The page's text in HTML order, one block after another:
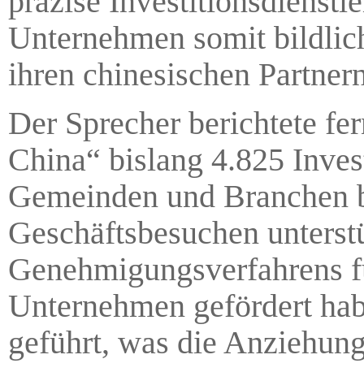
Unternehmen somit
ihren chinesischen
Der Sprecher berichtete
China“ bislang 4.825
Gemeinden und
Geschäftsbesuchen
Genehmigungsverfahrens
Unternehmen gefördert
geführt, was die